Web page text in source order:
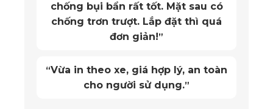
chống bụi bẩn rất tốt. Mặt sau có
chống trơn trượt. Lắp đặt thì quá
đơn giản!”
“Vừa in theo xe, giá hợp lý, an toàn
cho người sử dụng.”